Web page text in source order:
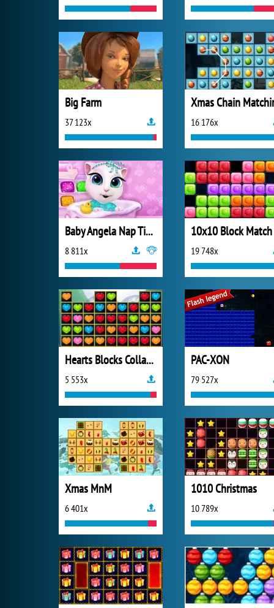
Big Farm
37 123x
Xmas Chain
16 176x
Baby Angela Nap Time
8 811x
10x10 Block Match
19 748x
Hearts Blocks Collapse
5 553x
PAC-XON
79 527x
Xmas MnM
6 401x
1010 Christmas
10 789x